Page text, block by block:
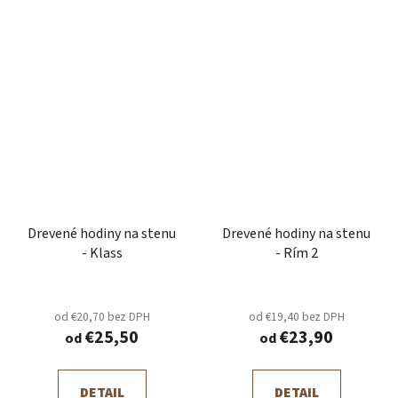
Drevené hodiny na stenu
- Klass
od €20,70 bez DPH
od€25,50
DETAIL
Drevené hodiny na stenu
- Rím 2
od €19,40 bez DPH
od€23,90
DETAIL